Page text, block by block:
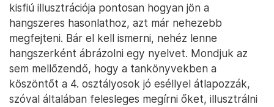
kisfiú illusztrációja pontosan hogyan jön a
hangszeres hasonlathoz, azt már nehezebb
megfejteni. Bár el kell ismerni, nehéz lenne
hangszerként ábrázolni egy nyelvet. Mondjuk az
sem mellőzendő, hogy a tankönyvekben a
köszöntőt a 4. osztályosok jó eséllyel átlapozzák,
szóval általában felesleges megírni őket, illusztrálni